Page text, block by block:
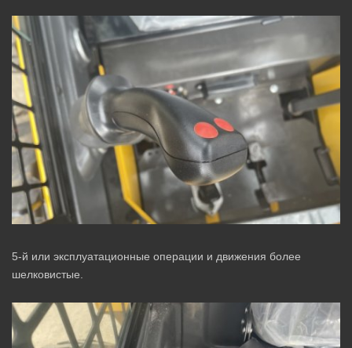
5-й или эксплуатационные операции и движения более
шелковистые.